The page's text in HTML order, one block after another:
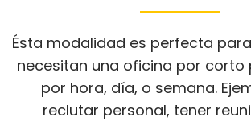
Ésta modalidad es perfecta
necesitan una oficina por corto
por hora, día, o semana.
reclutar personal, tener